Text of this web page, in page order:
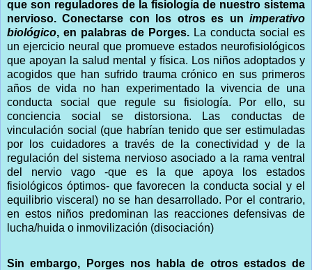
que son reguladores de la fisiología de nuestro sistema
nervioso. Conectarse con los otros es un imperativo
biológico, en palabras de Porges. La conducta social es
un ejercicio neural que promueve estados neurofisiológicos
que apoyan la salud mental y física. Los niños adoptados y
acogidos que han sufrido trauma crónico en sus primeros
años de vida no han experimentado la vivencia de una
conducta social que regule su fisiología. Por ello, su
conciencia social se distorsiona. Las conductas de
vinculación social (que habrían tenido que ser estimuladas
por los cuidadores a través de la conectividad y de la
regulación del sistema nervioso asociado a la rama ventral
del nervio vago -que es la que apoya los estados
fisiológicos óptimos- que favorecen la conducta social y el
equilibrio visceral) no se han desarrollado. Por el contrario,
en estos niños predominan las reacciones defensivas de
lucha/huida o inmovilización (disociación)
Sin embargo, Porges nos habla de otros estados de